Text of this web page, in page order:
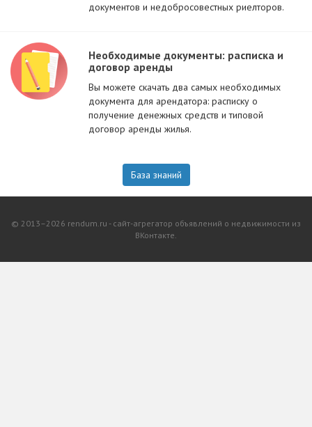
документов и недобросовестных риелторов.
Необходимые документы: расписка и
договор аренды
Вы можете скачать два самых необходимых
документа для арендатора: расписку о
получение денежных средств и типовой
договор аренды жилья.
База знаний
© 2013–2026 rendum.ru - сайт-агрегатор объявлений о недвижимости из
ВКонтакте.